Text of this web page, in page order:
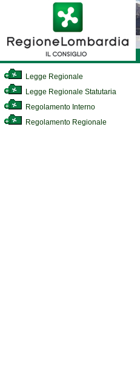
Legge Regionale
Legge Regionale Statutaria
Regolamento Interno
Regolamento Regionale